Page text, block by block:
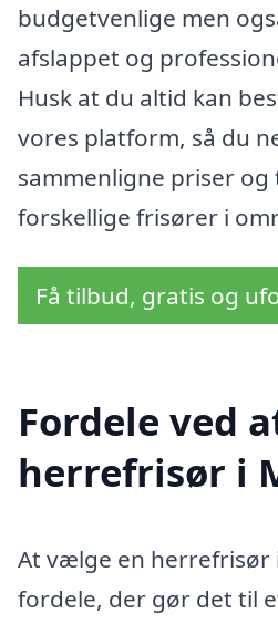
budgetvenlige men
afslappet og
Husk at du altid kan
vores platform, så du
sammenligne priser
forskellige frisører i
Få tilbud, gratis og
Fordele ved
herrefrisør i
At vælge en herrefrisør
fordele, der gør det til